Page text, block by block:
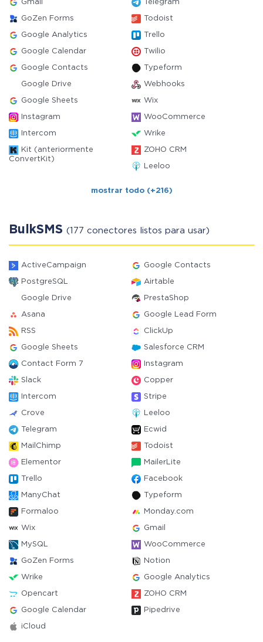
Gmail Telegram
GoZen Forms Todoist
Google Analytics Trello
Google Calendar Twilio
Google Contacts Typeform
Google Drive Webhooks
Google Sheets Wix
Instagram WooCommerce
Intercom Wrike
Kit (anteriormente
ConvertKit)
ZOHO CRM
Leeloo
mostrar todo (+216)
BulkSMS (177 conectores listos para usar)
ActiveCampaign Google Contacts
PostgreSQL Airtable
Google Drive PrestaShop
Asana Google Lead Form
RSS ClickUp
Google Sheets Salesforce CRM
Contact Form 7 Instagram
Slack Copper
Intercom Stripe
Crove Leeloo
Telegram Ecwid
MailChimp Todoist
Elementor MailerLite
Trello Facebook
ManyChat Typeform
Formaloo Monday.com
Wix Gmail
MySQL WooCommerce
GoZen Forms Notion
Wrike Google Analytics
Opencart ZOHO CRM
Google Calendar Pipedrive
iCloud